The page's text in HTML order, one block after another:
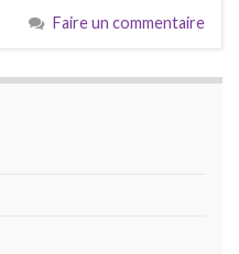
Faire un commentaire